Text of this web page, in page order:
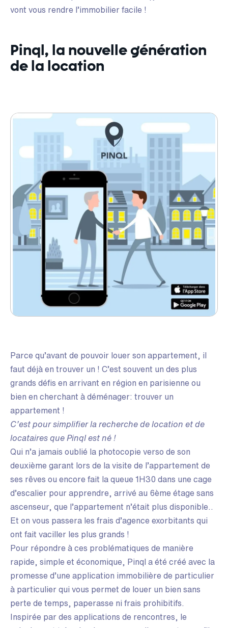
vont vous rendre l’immobilier facile !
Pinql, la nouvelle génération
de la location
Parce qu’avant de pouvoir louer son appartement, il
faut déjà en trouver un ! C’est souvent un des plus
grands défis en arrivant en région en parisienne ou
bien en cherchant à déménager: trouver un
appartement !
C’est pour simplifier la recherche de location et de
locataires que Pinql est né !
Qui n’a jamais oublié la photocopie verso de son
deuxième garant lors de la visite de l’appartement de
ses rêves ou encore fait la queue 1H30 dans une cage
d’escalier pour apprendre, arrivé au 6ème étage sans
ascenseur, que l’appartement n’était plus disponible..
Et on vous passera les frais d’agence exorbitants qui
ont fait vaciller les plus grands !
Pour répondre à ces problématiques de manière
rapide, simple et économique, Pinql a été créé avec la
promesse d’une application immobilière de particulier
à particulier qui vous permet de louer un bien sans
perte de temps, paperasse ni frais prohibitifs.
Inspirée par des applications de rencontres, le